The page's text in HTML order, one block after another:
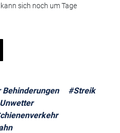
sich noch um Tage
#Streik